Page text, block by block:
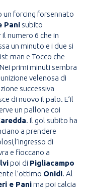
un forcing forsennato
Pani subito
il numero 6 che in
un minuto e i due si
man e Tocco che
primi minuti sembra
velenosa di
successiva
di nuovo il palo. E’il
un pallone coi
. Il gol subito ha
a prendere
di
e fioccano a
poi di Pigliacampo
l’ottimo Onidi. Al
e Panima poi calcia